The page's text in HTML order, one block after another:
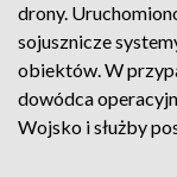
drony.
sojusznicze
obiektów. W
dowódca
Wojsko i służby